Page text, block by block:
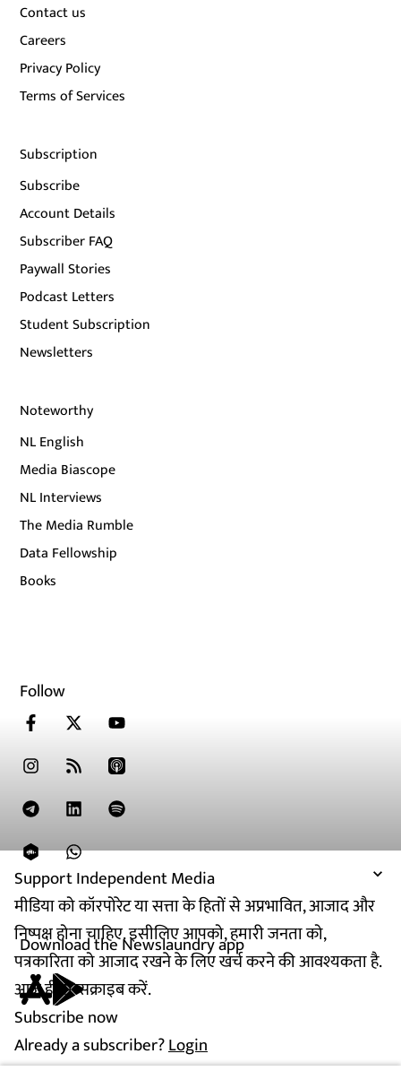
Support Independent Media
मीडिया को कॉरपोरेट या सत्ता के हितों से अप्रभावित, आजाद और
निष्पक्ष होना चाहिए. इसीलिए आपको, हमारी जनता को,
पत्रकारिता को आजाद रखने के लिए खर्च करने की आवश्यकता है.
आज ही सब्सक्राइब करें.
Subscribe now
Already a subscriber?Login
Contact us
Careers
Privacy Policy
Terms of Services
Subscription
Subscribe
Account Details
Subscriber FAQ
Paywall Stories
Podcast Letters
Student Subscription
Newsletters
Noteworthy
NL English
Media Biascope
NL Interviews
The Media Rumble
Data Fellowship
Books
Follow
Download the Newslaundry app